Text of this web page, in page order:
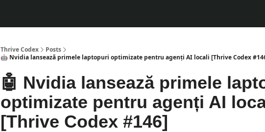
Thrive Codex
Posts
🤖 Nvidia lansează primele laptopuri optimizate pentru agenți AI locali [Thrive Codex
🤖 Nvidia lansează primele
optimizate pentru agenți AI
[Thrive Codex #146]